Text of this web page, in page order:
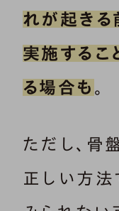
れが起きる
実施するこ
る場合も 。
ただし、骨
正しい方法